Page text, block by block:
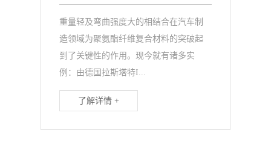
重量轻及弯曲强度大的相结合在汽车制
造领域为聚氨酯纤维复合材料的突破起
到了关键性的作用。现今就有诸多实
例：由德国拉斯塔特I...
了解详情 +